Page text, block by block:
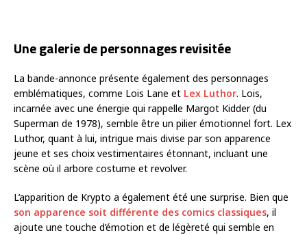
Une galerie de personnages revisitée
La bande-annonce présente également des personnages
emblématiques, comme Lois Lane et Lex Luthor. Lois,
incarnée avec une énergie qui rappelle Margot Kidder (du
Superman de 1978), semble être un pilier émotionnel fort. Lex
Luthor, quant à lui, intrigue mais divise par son apparence
jeune et ses choix vestimentaires étonnant, incluant une
scène où il arbore costume et revolver.
L’apparition de Krypto a également été une surprise. Bien que
son apparence soit différente des comics classiques, il
ajoute une touche d’émotion et de légèreté qui semble en